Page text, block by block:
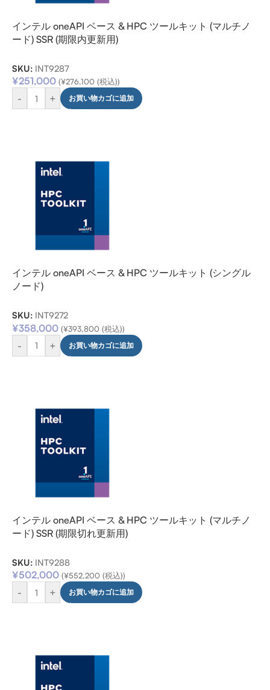
インテル oneAPI ベース & HPC ツールキット (マルチノ
ード) SSR (期限内更新用)
SKU: INT9287
¥251,000 (¥276,100 (税込))
- + お買い物カゴに追加
インテル oneAPI ベース & HPC ツールキット (シングル
ノード)
SKU: INT9272
¥358,000 (¥393,800 (税込))
- + お買い物カゴに追加
インテル oneAPI ベース & HPC ツールキット (マルチノ
ード) SSR (期限切れ更新用)
SKU: INT9288
¥502,000 (¥552,200 (税込))
- + お買い物カゴに追加